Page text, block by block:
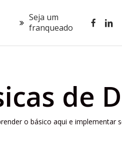
Seja um
franqueado
facebook
de
o básico aqui e